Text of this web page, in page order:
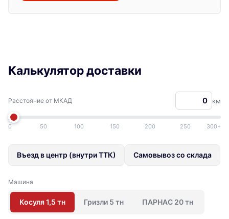
Калькулятор доставки
Расстояние от МКАД км
0 50 100 150 200 250 300+
Въезд в центр (внутри ТТК) Самовывоз со склада
Машина
Косуля 1,5 тн Гризли 5 тн ПАРНАС 20 тн